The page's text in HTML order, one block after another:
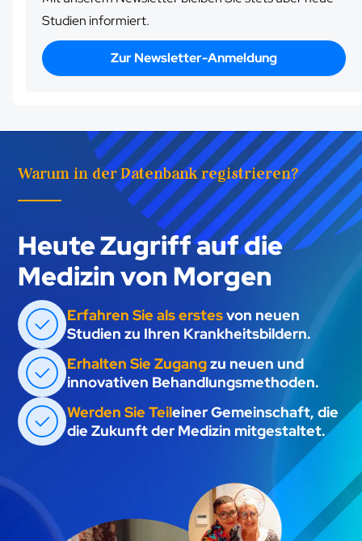
Studien informiert.
Zur Newsletter-Anmeldung
Warum in der Datenbank registrieren?
Heute Zugriff auf die
Medizin von Morgen
Erfahren Sie als erstesvon neuen
Studien zu Ihren Krankheitsbildern.
Erhalten Sie Zugangzu neuen und
innovativen Behandlungsmethoden.
Werden Sie Teileiner Gemeinschaft, die
die Zukunft der Medizin mitgestaltet.